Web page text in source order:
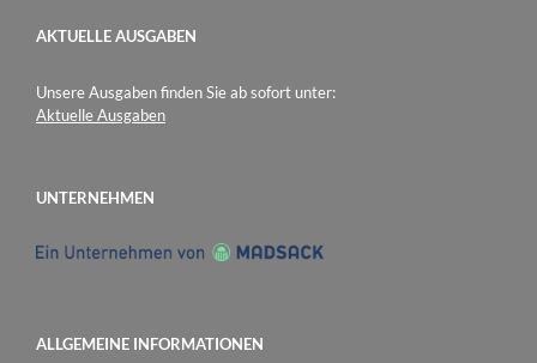
AKTUELLE AUSGABEN
Unsere Ausgaben finden Sie ab sofort unter:
Aktuelle Ausgaben
UNTERNEHMEN
ALLGEMEINE INFORMATIONEN